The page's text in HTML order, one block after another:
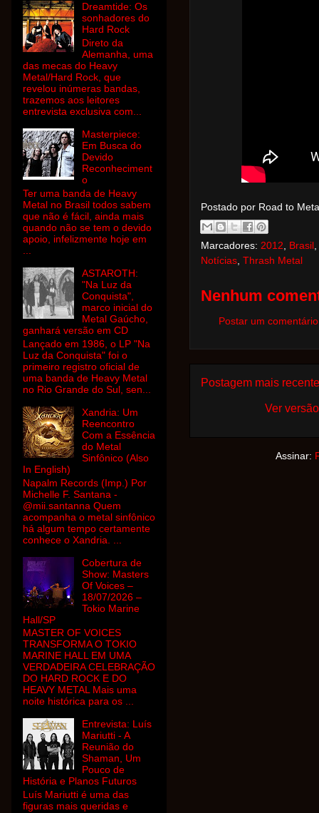
Postado por Road to
Marcadores: 2012 Brasil
Notícias Thrash Metal
Nenhum
Postar um comentário
Postagem mais recente
Ver
Assinar:
Dreamtide: Os
sonhadores do
Hard Rock
Direto da
Alemanha, uma
das mecas do Heavy
Metal/Hard Rock, que
revelou inúmeras bandas,
trazemos aos leitores
entrevista exclusiva com...
Masterpiece:
Em Busca do
Devido
Reconheciment
o
Ter uma banda de Heavy
Metal no Brasil todos sabem
que não é fácil, ainda mais
quando não se tem o devido
apoio, infelizmente hoje em
ASTAROTH:
"Na Luz da
Conquista",
marco inicial do
Metal Gaúcho,
ganhará versão em CD
Lançado em 1986, o LP "Na
Luz da Conquista" foi o
primeiro registro oficial de
uma banda de Heavy Metal
no Rio Grande do Sul, sen...
Xandria: Um
Reencontro
Com a Essência
do Metal
Sinfônico (Also
In English)
Napalm Records (Imp.) Por
Michelle F. Santana -
@mii.santanna Quem
acompanha o metal sinfônico
há algum tempo certamente
conhece o Xandria. ...
Cobertura de
Show: Masters
Of Voices –
18/07/2026 –
Tokio Marine
Hall/SP
MASTER OF VOICES
TRANSFORMA O TOKIO
MARINE HALL EM UMA
VERDADEIRA CELEBRAÇÃO
DO HARD ROCK E DO
HEAVY METAL Mais uma
noite histórica para os ...
Entrevista: Luís
Mariutti - A
Reunião do
Shaman, Um
Pouco de
História e Planos Futuros
Luís Mariutti é uma das
figuras mais queridas e